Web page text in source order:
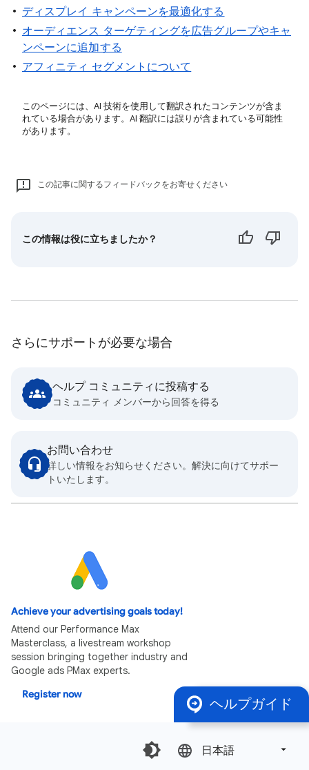
ディスプレイ キャンペーンを最適化する
オーディエンス ターゲティングを広告グループやキャ
ンペーンに追加する
アフィニティ セグメントについて
このページには、AI 技術を使用して翻訳されたコンテンツが含ま
れている場合があります。AI 翻訳には誤りが含まれている可能性
があります。
この記事に関するフィードバックをお寄せください
この情報は役に立ちましたか？
さらにサポートが必要な場合
ヘルプ コミュニティに投稿する
コミュニティ メンバーから回答を得る
お問い合わせ
詳しい情報をお知らせください。解決に向けてサポー
トいたします。
Achieve your advertising goals today!
Attend our Performance Max
Masterclass, a livestream workshop
session bringing together industry and
Google ads PMax experts.
Register now
日本語‎
ヘルプガイド